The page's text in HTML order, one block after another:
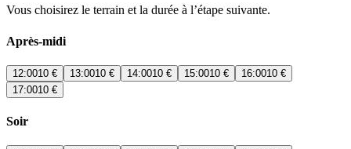
Vous choisirez le terrain et la durée à l’étape suivante.
Après-midi
12:0010 € 13:0010 € 14:0010 € 15:0010 € 16:0010 €
17:0010 €
Soir